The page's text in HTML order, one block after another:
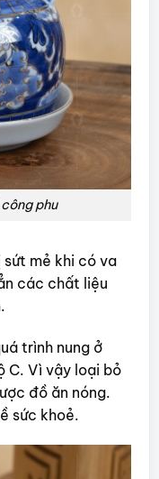
phu
mẻ khi có va
các chất liệu
trình nung ở
C. Vì vậy loại bỏ
đồ ăn nóng.
sức khoẻ.